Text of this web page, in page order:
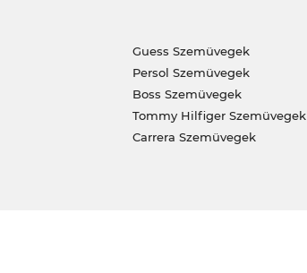
Guess Szemüvegek
Persol Szemüvegek
Boss Szemüvegek
Tommy Hilfiger Szemüvegek
Carrera Szemüvegek